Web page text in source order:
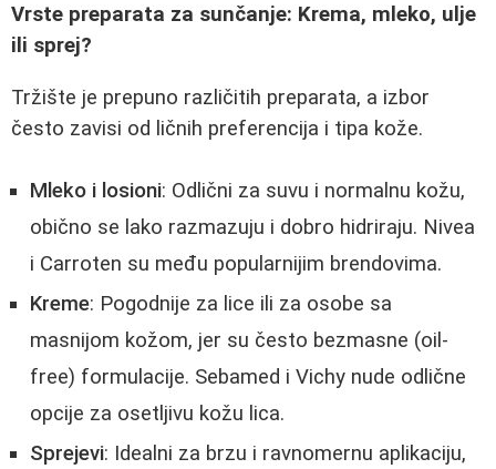
Vrste preparata za sunčanje: Krema, mleko, ulje
ili sprej?
Tržište je prepuno različitih preparata, a izbor
često zavisi od ličnih preferencija i tipa kože.
Mleko i losioni: Odlični za suvu i normalnu kožu,
obično se lako razmazuju i dobro hidriraju. Nivea
i Carroten su među popularnijim brendovima.
Kreme: Pogodnije za lice ili za osobe sa
masnijom kožom, jer su često bezmasne (oil-
free) formulacije. Sebamed i Vichy nude odlične
opcije za osetljivu kožu lica.
Sprejevi: Idealni za brzu i ravnomernu aplikaciju,